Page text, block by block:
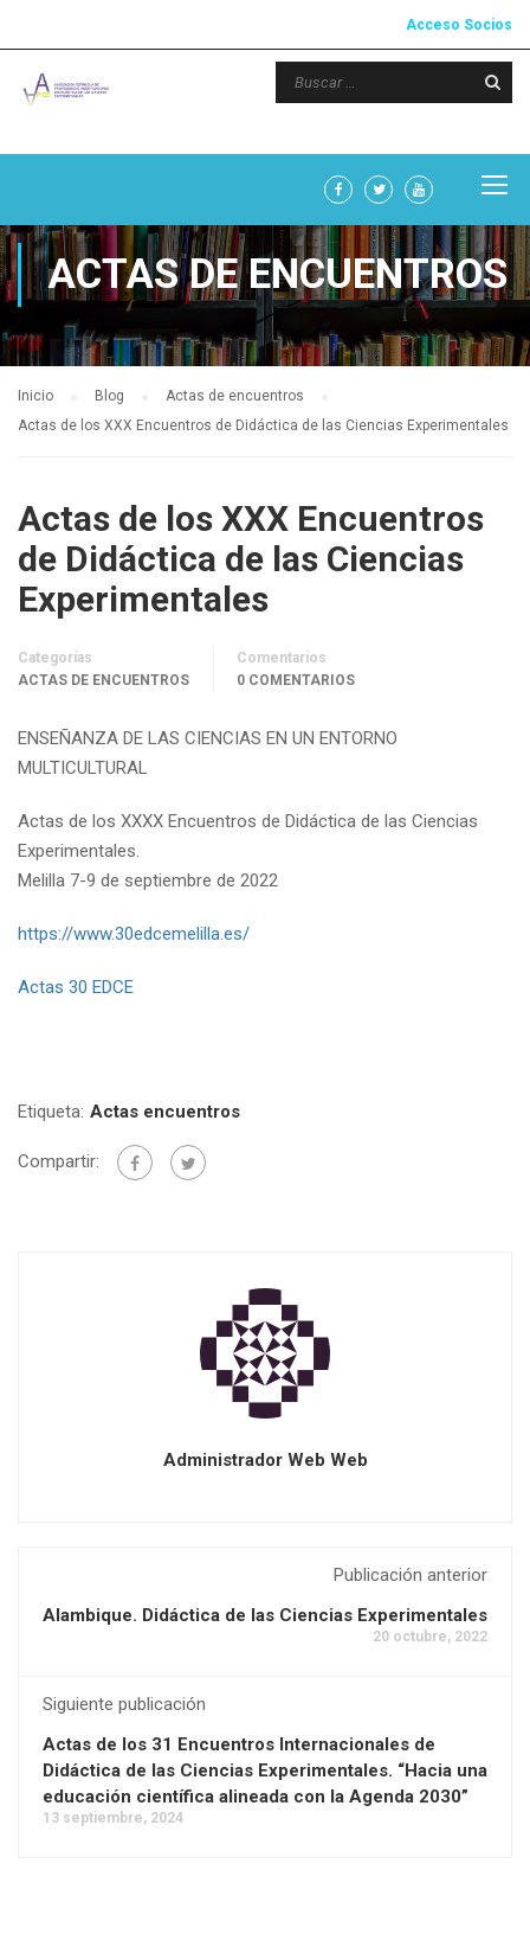
Acceso Socios
ACTAS DE ENCUENTROS
Inicio Blog
Actas de encuentros
Actas de los XXX Encuentros de Didáctica de las Ciencias Experimentales
Actas de los XXX Encuentros
de Didáctica de las Ciencias
Experimentales
Categorías
ACTAS DE ENCUENTROS
Comentarios
0 COMENTARIOS
ENSEÑANZA DE LAS CIENCIAS EN UN ENTORNO
MULTICULTURAL
Actas de los XXXX Encuentros de Didáctica de las Ciencias
Experimentales.
Melilla 7-9 de septiembre de 2022
https://www.30edcemelilla.es/
Actas 30 EDCE
Etiqueta: Actas encuentros
Compartir:
Administrador Web Web
Publicación anterior
Alambique. Didáctica de las Ciencias Experimentales
20 octubre, 2022
Siguiente publicación
Actas de los 31 Encuentros Internacionales de
Didáctica de las Ciencias Experimentales. “Hacia una
educación científica alineada con la Agenda 2030”
13 septiembre, 2024